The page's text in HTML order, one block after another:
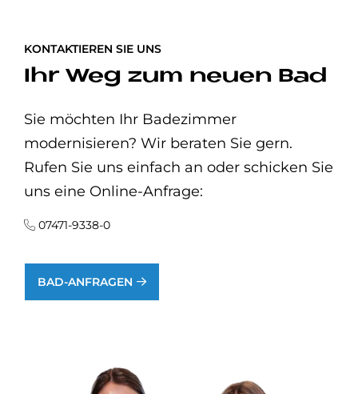
KONTAKTIEREN SIE UNS
Ihr Weg zum neuen Bad
Sie möchten Ihr Badezimmer
modernisieren? Wir beraten Sie gern.
Rufen Sie uns einfach an oder schicken Sie
uns eine Online-Anfrage:
07471-9338-0
BAD-ANFRAGEN